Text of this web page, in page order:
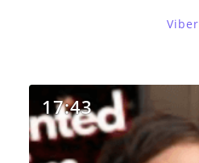
Viber
17:43